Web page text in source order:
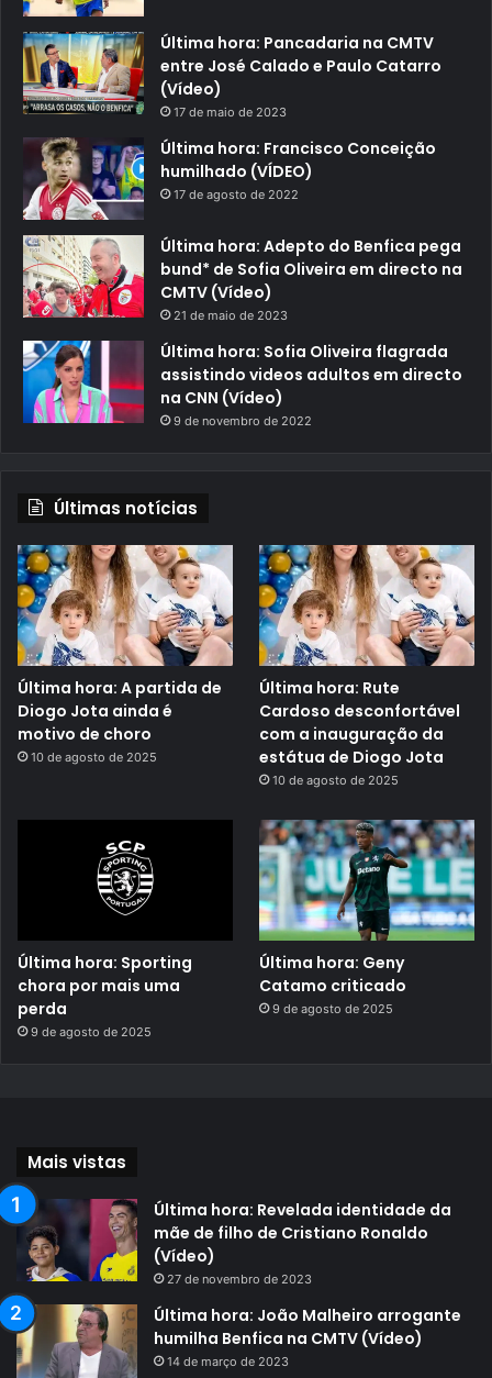
Última hora: Pancadaria na CMTV
entre José Calado e Paulo Catarro
(Vídeo)
17 de maio de 2023
Última hora: Francisco Conceição
humilhado (VÍDEO)
17 de agosto de 2022
Última hora: Adepto do Benfica pega
bund* de Sofia Oliveira em directo na
CMTV (Vídeo)
21 de maio de 2023
Última hora: Sofia Oliveira flagrada
assistindo videos adultos em directo
na CNN (Vídeo)
9 de novembro de 2022
Últimas notícias
Última hora: A partida de
Diogo Jota ainda é
motivo de choro
10 de agosto de 2025
Última hora: Rute
Cardoso desconfortável
com a inauguração da
estátua de Diogo Jota
10 de agosto de 2025
Última hora: Sporting
chora por mais uma
perda
9 de agosto de 2025
Última hora: Geny
Catamo criticado
9 de agosto de 2025
Mais vistas
Última hora: Revelada identidade da
mãe de filho de Cristiano Ronaldo
(Vídeo)
27 de novembro de 2023
Última hora: João Malheiro arrogante
humilha Benfica na CMTV (Vídeo)
14 de março de 2023